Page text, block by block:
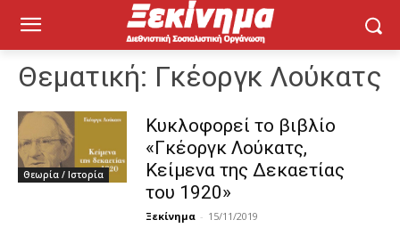
Θεματική: Γκέοργκ Λούκατς
Θεωρία / Ιστορία
Κυκλοφορεί το βιβλίο
«Γκέοργκ Λούκατς,
Κείμενα της Δεκαετίας
του 1920»
Ξεκίνημα - 15/11/2019